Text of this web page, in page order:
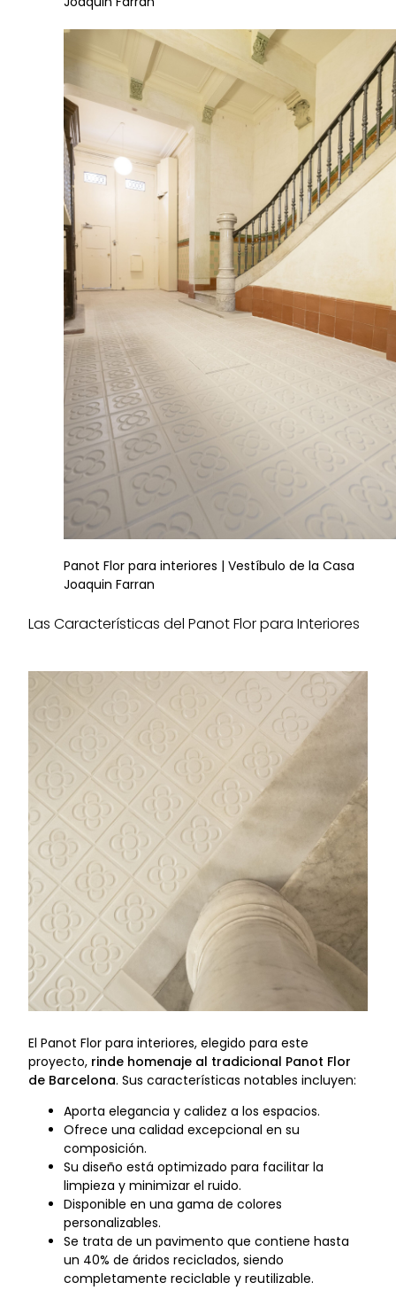
Panot Flor para interiores | Vestíbulo de la Casa
Joaquin Farran
Las Características del Panot Flor para Interiores
El Panot Flor para interiores, elegido para este
proyecto, rinde homenaje al tradicional Panot Flor
de Barcelona. Sus características notables incluyen:
Aporta elegancia y calidez a los espacios.
Ofrece una calidad excepcional en su
composición.
Su diseño está optimizado para facilitar la
limpieza y minimizar el ruido.
Disponible en una gama de colores
personalizables.
Se trata de un pavimento que contiene hasta
un 40% de áridos reciclados, siendo
completamente reciclable y reutilizable.